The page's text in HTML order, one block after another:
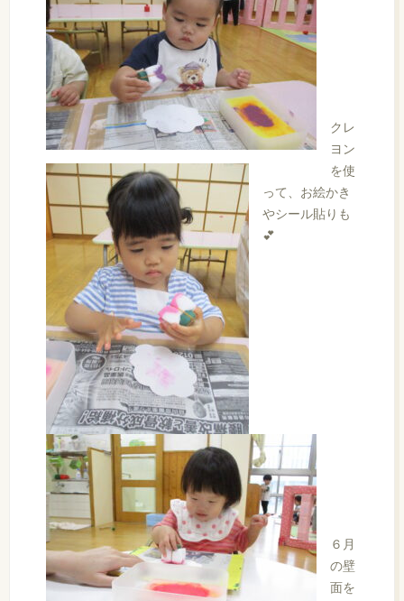
クレ
ヨン
を使
って、お絵かき
やシール貼りも
💕
６月
の壁
面を